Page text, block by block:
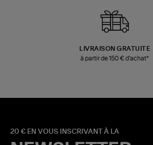
LIVRAISON GRATUITE
à partir de 150 € d'achat*
20 € EN VOUS INSCRIVANT À LA